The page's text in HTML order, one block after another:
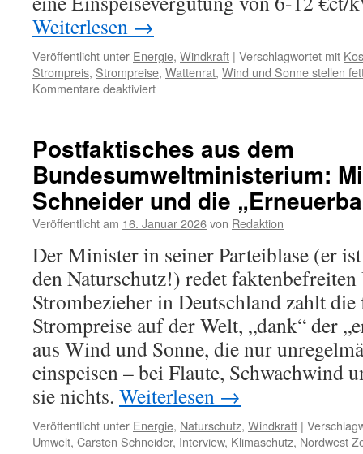
Weiterlesen →
Veröffentlicht unter Energie, Windkraft | Verschlagwortet mit
Strompreis, Strompreise, Wattenrat, Wind und Sonne stellen
Kommentare deaktiviertfür
Vahrenholt:
„Wind
und
Sonne
stellen
fette
Rechnungen“
Postfaktisches aus dem
Bundesumweltministerium:
Schneider und die
Veröffentlicht am 16. Januar 2026von Redaktion
Der Minister in seiner Parteiblase (er
den Naturschutz!) redet
Strombezieher in Deutschland zahlt die
Strompreise auf der Welt, „dank“ der
aus Wind und Sonne, die nur
einspeisen – bei Flaute, Schwachwind
sie nichts. Weiterlesen →
Veröffentlicht unter Energie, Naturschutz, Windkraft |
Umwelt, Carsten Schneider, Interview, Klimaschutz, Nordwest